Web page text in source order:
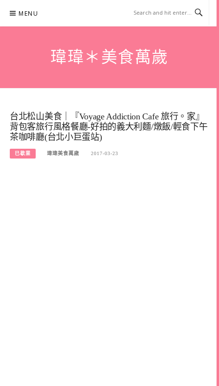
content
MENU
瑋瑋＊美食萬歲
台北松山美食｜『Voyage Addiction Cafe 旅行。家』
背包客旅行風格餐廳-好拍的義大利麵/燉飯/輕食下午
茶咖啡廳(台北小巨蛋站)
已歇業 瑋瑋美食萬歲 2017-03-23